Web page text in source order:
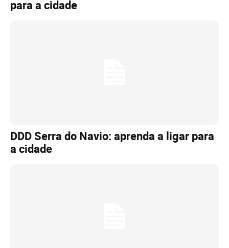
para a cidade
DDD Serra do Navio: aprenda a ligar para
a cidade